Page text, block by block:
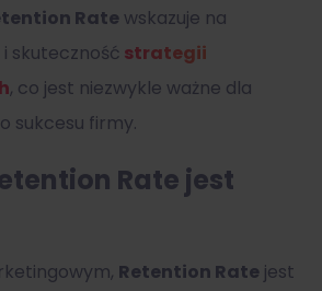
Rate wskazuje na
skuteczność strategii
, co jest niezwykle ważne dla
sukcesu firmy.
Rate jest
Retention Rate jest